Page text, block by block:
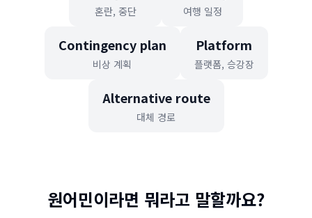
혼란, 중단 여행 일정
Contingency plan
비상 계획
Platform
플랫폼, 승강장
Alternative route
대체 경로
원어민이라면 뭐라고 말할까요?